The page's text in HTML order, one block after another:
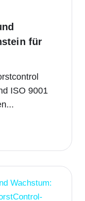
für
ISO 9001